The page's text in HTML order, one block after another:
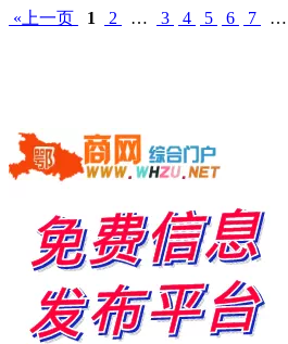
«上一页 1 2 … 3 4 5 6 7 …